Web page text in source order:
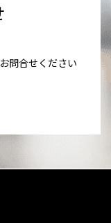
問合せください